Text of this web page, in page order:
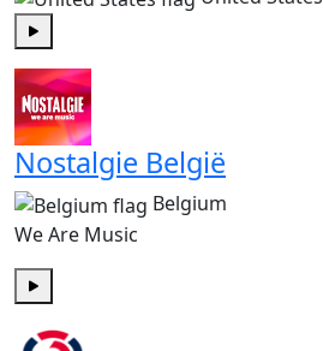
Nostalgie België
Belgium
We Are Music